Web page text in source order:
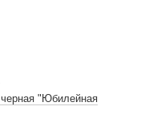
"Юбилейная